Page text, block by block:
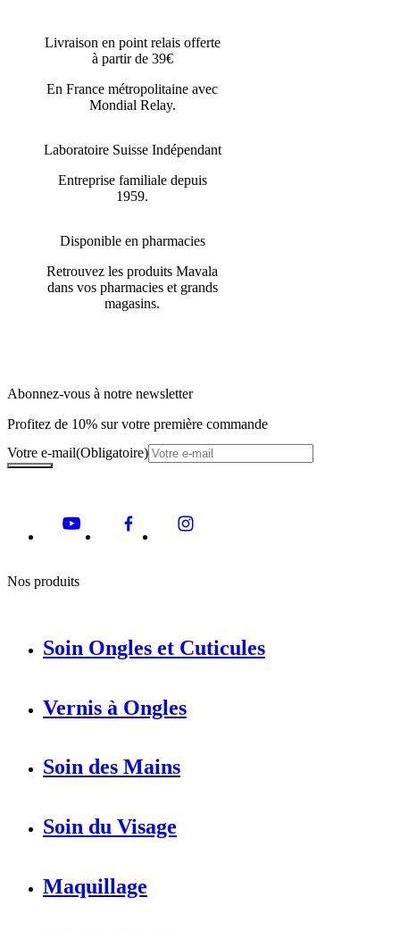
Livraison en point relais offerte
à partir de 39€
En France métropolitaine avec
Mondial Relay.
Laboratoire Suisse Indépendant
Entreprise familiale depuis
1959.
Disponible en pharmacies
Retrouvez les produits Mavala
dans vos pharmacies et grands
magasins.
Abonnez-vous à notre newsletter
Profitez de 10% sur votre première commande
Votre e-mail(Obligatoire)
Nos produits
Soin Ongles et Cuticules
Vernis à Ongles
Soin des Mains
Soin du Visage
Maquillage